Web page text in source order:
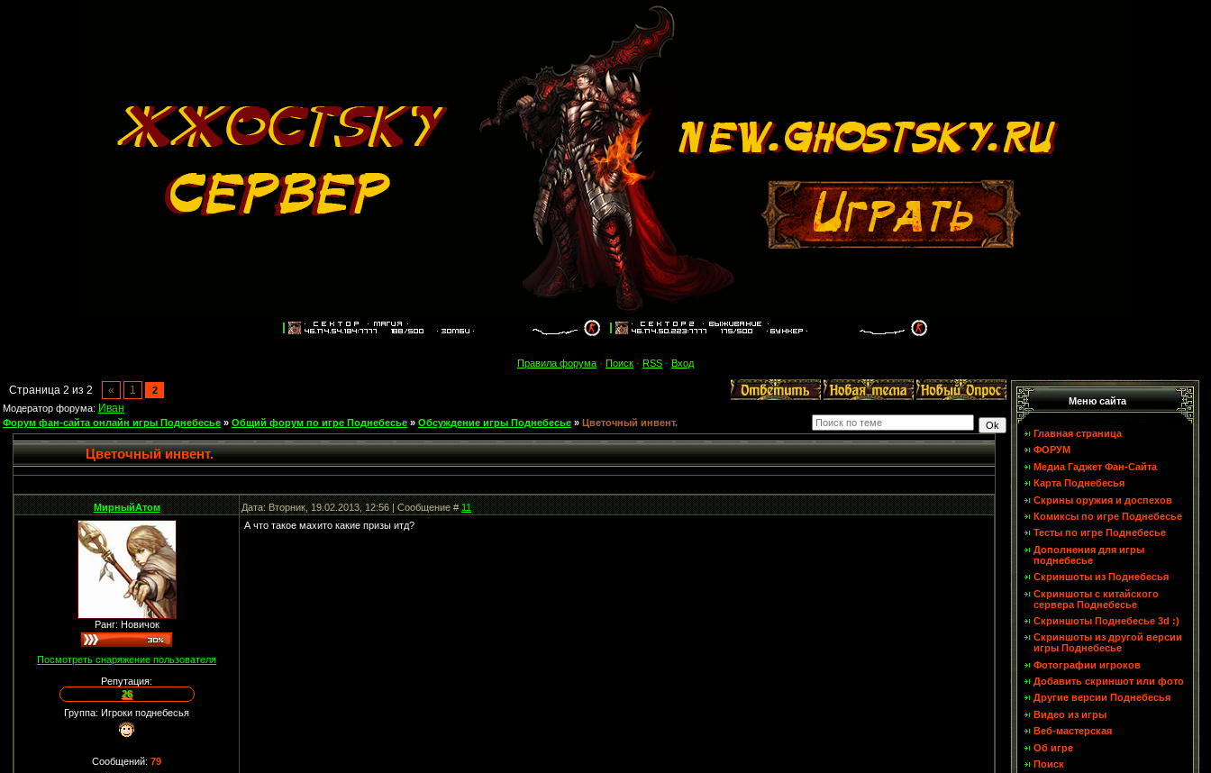
Правила форума · Поиск · RSS · Вход
Страница 2 из 2 « 1
2
Модератор форума: Иван
Форум фан-сайта онлайн игры Поднебесье » Общий форум по игре Поднебесье » Обсуждение игры Поднебесье » Цветочный инвент.
Цветочный инвент.
МирныйАтом Дата: Вторник, 19.02.2013, 12:56 | Сообщение #11
Ранг: Новичок
Посмотреть снаряжение пользователя
Репутация:
26
Группа: Игроки поднебесья
Сообщений:79
А что такое махито какие призы итд?
Меню сайта
Главная страница
ФОРУМ
Медиа Гаджет Фан-Сайта
Карта Поднебесья
Скрины оружия и доспехов
Комиксы по игре Поднебесье
Тесты по игре Поднебесье
Дополнения для игры
поднебесье
Скриншоты из Поднебесья
Скриншоты с китайского
сервера Поднебесье
Скриншоты Поднебесье 3d :)
Скриншоты из другой версии
игры Поднебесье
Фотографии игроков
Добавить скриншот или фото
Другие версии Поднебесья
Видео из игры
Веб-мастерская
Об игре
Поиск